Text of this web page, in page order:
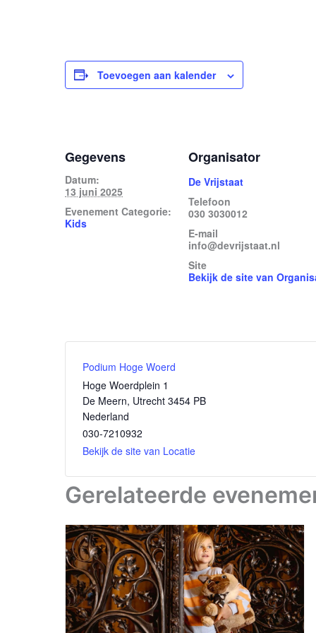
Toevoegen aan kalender
Gegevens
Datum:
13 juni 2025
Evenement Categorie:
Kids
Organisator
De Vrijstaat
Telefoon
030 3030012
E-mail
info@devrijstaat.nl
Site
Bekijk de site van
Podium Hoge Woerd
Hoge Woerdplein 1
De Meern, Utrecht 3454 PB
Nederland
030-7210932
Bekijk de site van Locatie
Gerelateerde